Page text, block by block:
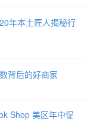
年本土匠人揭秘行
背后的好商家
Shop 美区年中促